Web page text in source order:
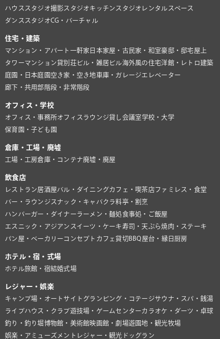
ハウススタジオ撮影スタジオキッチンスタジオ レンタルスペース
ダンススタジオCG・バーチャル
住宅・建築
マンション・アパート 一軒家 日本家屋・古民家・和室豪邸・邸宅屋上
タワーマンション貸別荘ビル・雑居ビル海外風の住宅洋館・レトロ建築
庭園・日本庭園 空き家・空き地 車庫・ガレージ エレベーター
廊下・共用部階段・非常階段
オフィス・学校
オフィス・事務所オフィスラウンジ貸し会議室学校・大学
保育園・子ども園
倉庫・工場・廃墟
工場・工房倉庫・コンテナ廃墟・廃屋
飲食店
レストラン居酒屋 バル・ダイニングカフェ・喫茶店ファミレス・食堂
バー・ラウンジ スナック・キャバクラ料亭・割烹
ハンバーガー・ダイナーラーメン・麺処食事処・ご飯屋
エスニック・アジアン スイーツ・ケーキ寿司・天ぷら焼肉・ステーキ
パン屋・ベーカリー コンセプトカフェ貸切BBQ 屋台・縁日 厨房
ホテル・宿・式場
ホテル旅館・宿結婚式場
レジャー・娯楽
キャンプ場・オートサイト グランピング・コテージサウナ・スパ・銭湯
ライブハウス・クラブ遊技場・ゲームセンターカラオケ・ダーツ・卓球
釣り・釣り堀博物館・美術館映画館・劇場遊園地・観光牧場
娯楽・アミューズメント レジャー・観光 ドッグラン